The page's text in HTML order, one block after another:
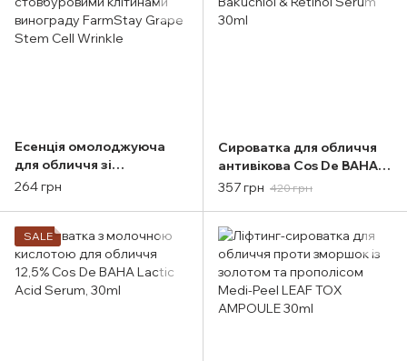
Есенція омолоджуюча
для обличчя зі
стовбуровими клітинами
264 грн
Сироватка для обличчя
антивікова Cos De BAHA
L1 Bakuchiol & Retinol
357 грн 420 грн
SALE